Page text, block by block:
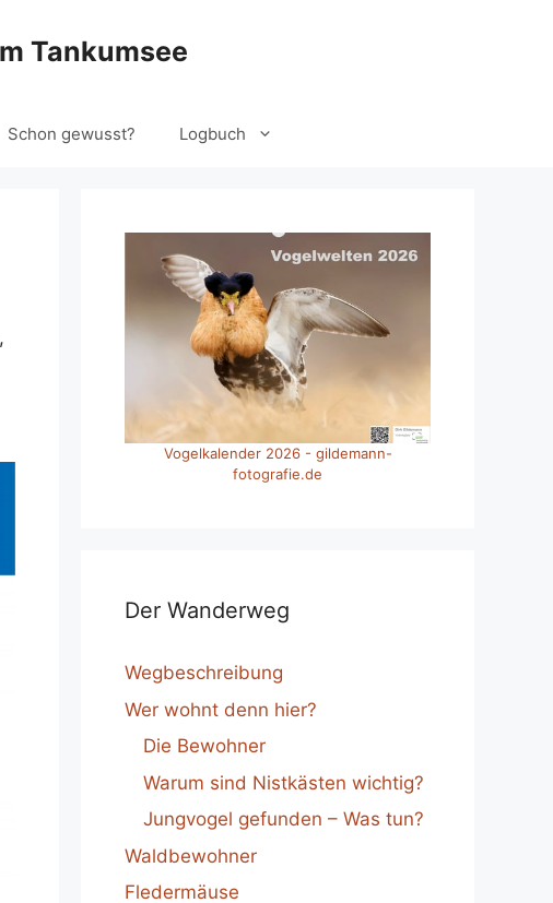
Tankumsee
Schon gewusst? Logbuch
Vogelkalender 2026 - gildemann-
fotografie.de
Der Wanderweg
Wegbeschreibung
Wer wohnt denn hier?
Die Bewohner
Warum sind Nistkästen wichtig?
Jungvogel gefunden – Was tun?
Waldbewohner
Fledermäuse